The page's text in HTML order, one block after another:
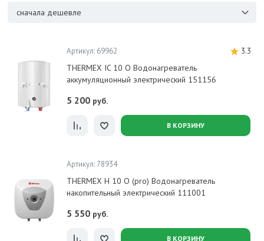
сначала дешевле
Артикул: 69962 3.3
THERMEX IC 10 O Водонагреватель
аккумуляционный электрический 151156
5 200 руб.
В КОРЗИНУ
Артикул: 78934
THERMEX H 10 O (pro) Водонагреватель
накопительный электрический 111001
5 550 руб.
В КОРЗИНУ